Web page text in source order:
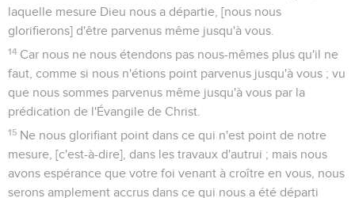
laquelle mesure Dieu nous a départie, [nous nous
glorifierons] d'être parvenus même jusqu'à vous.
14 Car nous ne nous étendons pas nous-mêmes plus qu'il ne
faut, comme si nous n'étions point parvenus jusqu'à vous ; vu
que nous sommes parvenus même jusqu'à vous par la
prédication de l'Évangile de Christ.
15 Ne nous glorifiant point dans ce qui n'est point de notre
mesure, [c'est-à-dire], dans les travaux d'autrui ; mais nous
avons espérance que votre foi venant à croître en vous, nous
serons amplement accrus dans ce qui nous a été départi